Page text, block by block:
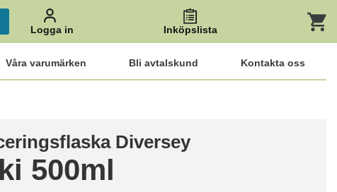
Logga in Inköpslista
Våra varumärken Bli avtalskund Kontakta oss
Diversey
500ml